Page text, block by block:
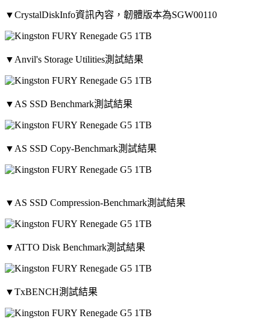
▼CrystalDiskInfo資訊內容，韌體版本為SGW00110
▼Anvil's Storage Utilities測試結果
▼AS SSD Benchmark測試結果
▼AS SSD Copy-Benchmark測試結果
▼AS SSD Compression-Benchmark測試結果
▼ATTO Disk Benchmark測試結果
▼TxBENCH測試結果